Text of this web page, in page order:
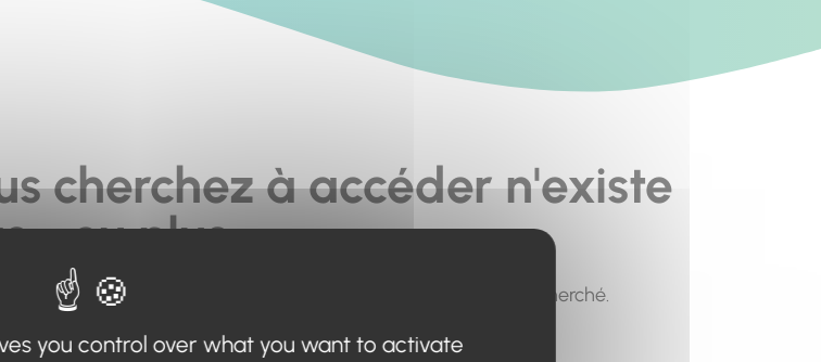
cherchez à accéder n'existe
ou plus.
haut de page, ou à utiliser le menu pour trouver le contenu recherché.
Retour à l'accueil
you control over what you want to activate